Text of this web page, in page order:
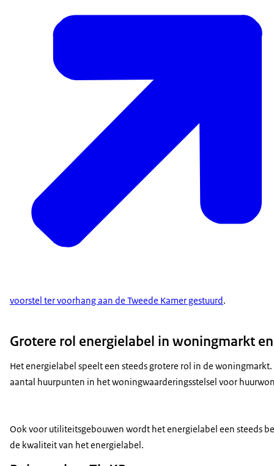
voorstel ter voorhang aan de Tweede Kamer gestuurd.
Grotere rol energielabel in woningmarkt
Het energielabel speelt een steeds grotere rol in de
aantal huurpunten in het woningwaarderingsstelsel voor
Ook voor utiliteitsgebouwen wordt het energielabel een steeds
de kwaliteit van het energielabel.